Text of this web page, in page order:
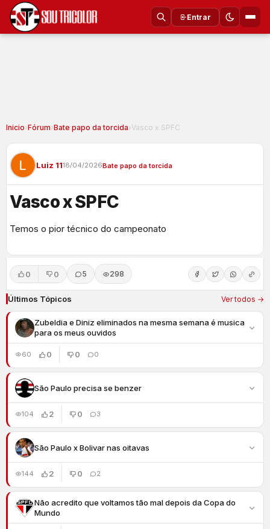
Entrar
Inicio›Fórum›Bate papo da torcida›Vasco x SPFC
Luiz 1118/04/2026Bate papo da torcida
Vasco x SPFC
Temos o pior técnico do campeonato
0 0 5 298
Últimos Tópicos Ver todos →
Zubeldia e Diniz eliminados na mesma semana é musica
para os meus ouvidos
60 0 0 0
São Paulo precisa se benzer
104 2 0 3
São Paulo x Bolivar nas oitavas
144 2 0 2
Não acredito que voltamos tão mal depois da Copa do
Mundo